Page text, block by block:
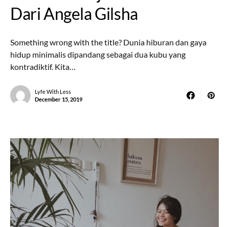
Dari Angela Gilsha
Something wrong with the title? Dunia hiburan dan gaya
hidup minimalis dipandang sebagai dua kubu yang
kontradiktif. Kita…
Lyfe With Less
December 15, 2019